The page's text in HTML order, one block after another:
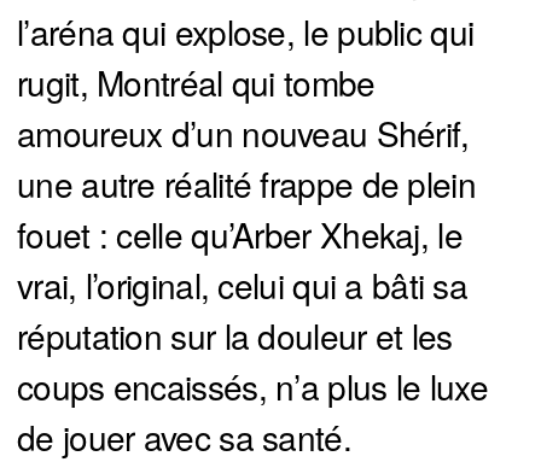
l’aréna qui explose, le public qui
rugit, Montréal qui tombe
amoureux d’un nouveau Shérif,
une autre réalité frappe de plein
fouet : celle qu’Arber Xhekaj, le
vrai, l’original, celui qui a bâti sa
réputation sur la douleur et les
coups encaissés, n’a plus le luxe
de jouer avec sa santé.